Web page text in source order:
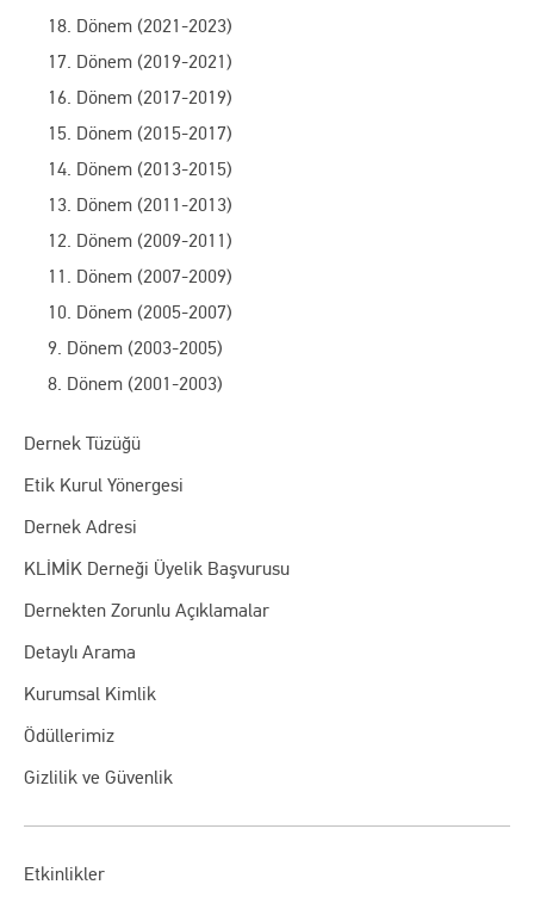
18. Dönem (2021-2023)
17. Dönem (2019-2021)
16. Dönem (2017-2019)
15. Dönem (2015-2017)
14. Dönem (2013-2015)
13. Dönem (2011-2013)
12. Dönem (2009-2011)
11. Dönem (2007-2009)
10. Dönem (2005-2007)
9. Dönem (2003-2005)
8. Dönem (2001-2003)
Dernek Tüzüğü
Etik Kurul Yönergesi
Dernek Adresi
KLİMİK Derneği Üyelik Başvurusu
Dernekten Zorunlu Açıklamalar
Detaylı Arama
Kurumsal Kimlik
Ödüllerimiz
Gizlilik ve Güvenlik
Etkinlikler